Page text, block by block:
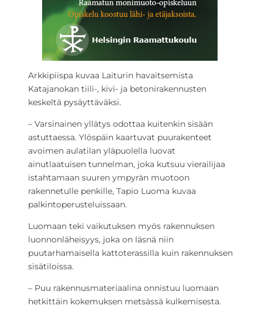
Arkkipiispa kuvaa Laiturin havaitsemista
Katajanokan tiili-, kivi- ja betonirakennusten
keskeltä pysäyttäväksi.
– Varsinainen yllätys odottaa kuitenkin sisään
astuttaessa. Ylöspäin kaartuvat puurakenteet
avoimen aulatilan yläpuolella luovat
ainutlaatuisen tunnelman, joka kutsuu vierailijaa
istahtamaan suuren ympyrän muotoon
rakennetulle penkille, Tapio Luoma kuvaa
palkintoperusteluissaan.
Luomaan teki vaikutuksen myös rakennuksen
luonnonläheisyys, joka on läsnä niin
puutarhamaisella kattoterassilla kuin rakennuksen
sisätiloissa.
– Puu rakennusmateriaalina onnistuu luomaan
hetkittäin kokemuksen metsässä kulkemisesta.